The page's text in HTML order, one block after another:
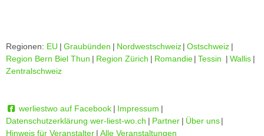
Regionen: EU | Graubünden | Nordwestschweiz | Ostschweiz |
Region Bern Biel Thun | Region Zürich | Romandie | Tessin | Wallis |
Zentralschweiz
werliestwo auf Facebook | Impressum |
Datenschutzerklärung wer-liest-wo.ch | Partner | Über uns |
Hinweis für Veranstalter | Alle Veranstaltungen